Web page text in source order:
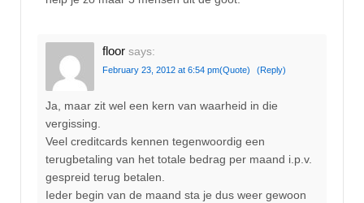
floor says:
February 23, 2012 at 6:54 pm(Quote) (Reply)
Ja, maar zit wel een kern van waarheid in die
vergissing.
Veel creditcards kennen tegenwoordig een
terugbetaling van het totale bedrag per maand i.p.v.
gespreid terug betalen.
Ieder begin van de maand sta je dus weer gewoon